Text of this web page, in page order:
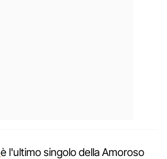
è l'ultimo singolo della Amoroso